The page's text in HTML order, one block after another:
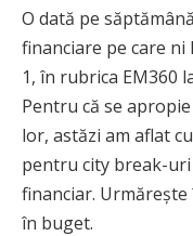
O dată pe
financiare pe care
1, în rubrica EM360
Pentru că se
lor, astăzi am aflat
pentru city break-
financiar.
în buget.